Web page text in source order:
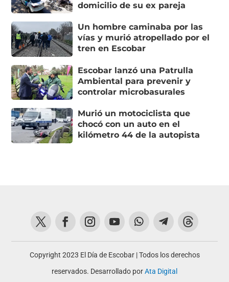
domicilio de su ex pareja
Un hombre caminaba por las
vías y murió atropellado por el
tren en Escobar
Escobar lanzó una Patrulla
Ambiental para prevenir y
controlar microbasurales
Murió un motociclista que
chocó con un auto en el
kilómetro 44 de la autopista
Copyright 2023 El Día de Escobar | Todos los derechos
reservados. Desarrollado porAta Digital